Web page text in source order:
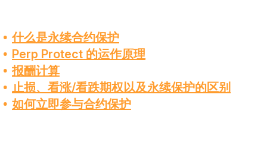
什么是永续合约保护
Perp Protect 的运作原理
报酬计算
止损、看涨/看跌期权以及永续保护的区别
如何立即参与合约保护